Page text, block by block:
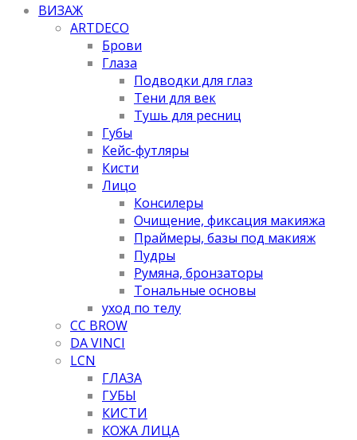
ВИЗАЖ
ARTDECO
Брови
Глаза
Подводки для глаз
Тени для век
Тушь для ресниц
Губы
Кейс-футляры
Кисти
Лицо
Консилеры
Очищение, фиксация макияжа
Праймеры, базы под макияж
Пудры
Румяна, бронзаторы
Тональные основы
уход по телу
CC BROW
DA VINCI
LCN
ГЛАЗА
ГУБЫ
КИСТИ
КОЖА ЛИЦА